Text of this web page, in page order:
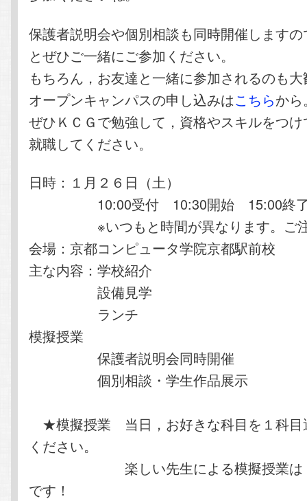
保護者説明会や個別相談も同時開催します
とぜひご一緒にご参加ください。
もちろん，お友達と一緒に参加されるのも
オープンキャンパスの申し込みはこちらから
ぜひＫＣＧで勉強して，資格やスキルをつ
就職してください。
日時：１月２６日（土）
10:00受付 10:30開始 15:00終了
※いつもと時間が異なります。ご注
会場：京都コンピュータ学院京都駅前校
主な内容：学校紹介
設備見学
ランチ
模擬授業
保護者説明会同時開催
個別相談・学生作品展示
★模擬授業 当日，お好きな科目を１科目
ください。
楽しい先生による模擬授業は，
です！